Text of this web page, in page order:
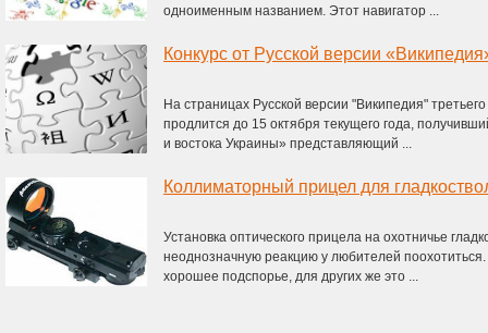
одноименным названием. Этот навигатор ...
На страницах Русской версии "Википедия"
продлится до 15 октября текущего года,
и востока Украины» представляющий ...
Коллиматорный прицел для
Установка оптического прицела на охотничье
неоднозначную реакцию у любителей
хорошее подспорье, для других же это ...